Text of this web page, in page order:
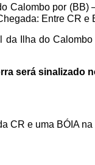
Calombo por (BB)
Entre CR e
da Ilha do
será sinalizado
CR e uma BÓIA